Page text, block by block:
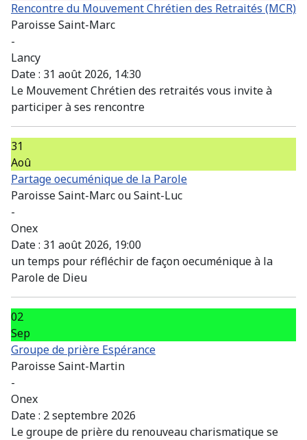
Rencontre du Mouvement Chrétien des Retraités (MCR)
Paroisse Saint-Marc
-
Lancy
Date : 31 août 2026, 14:30
Le Mouvement Chrétien des retraités vous invite à
participer à ses rencontre
31
Aoû
Partage oecuménique de la Parole
Paroisse Saint-Marc ou Saint-Luc
-
Onex
Date : 31 août 2026, 19:00
un temps pour réfléchir de façon oecuménique à la
Parole de Dieu
02
Sep
Groupe de prière Espérance
Paroisse Saint-Martin
-
Onex
Date : 2 septembre 2026
Le groupe de prière du renouveau charismatique se